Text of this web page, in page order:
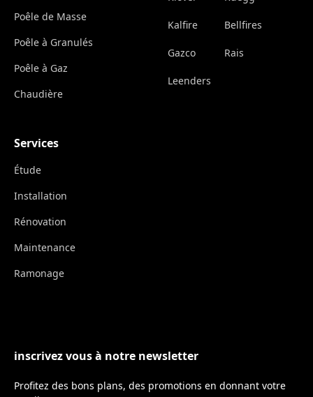
Poêle de Masse
Poêle à Granulés
Poêle à Gaz
Chaudière
Kalfire Bellfires
Gazco Rais
Leenders
Services
Étude
Installation
Rénovation
Maintenance
Ramonage
inscrivez vous à notre newsletter
Profitez des bons plans, des promotions en donnant votre